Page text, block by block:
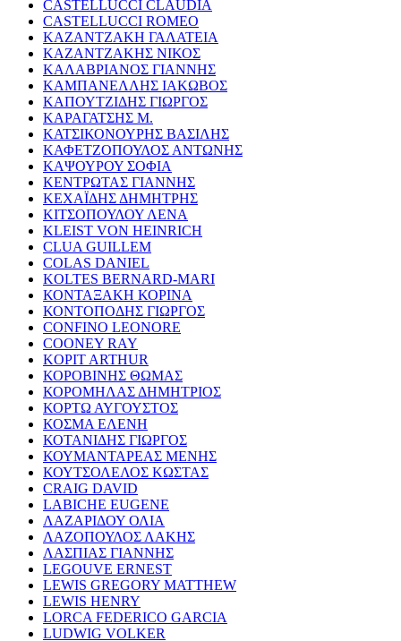
CASTELLUCCI CLAUDIA
CASTELLUCCI ROMEO
ΚΑΖΑΝΤΖΑΚΗ ΓΑΛΑΤΕΙΑ
ΚΑΖΑΝΤΖΑΚΗΣ ΝΙΚΟΣ
ΚΑΛΑΒΡΙΑΝΟΣ ΓΙΑΝΝΗΣ
ΚΑΜΠΑΝΕΛΛΗΣ ΙΑΚΩΒΟΣ
ΚΑΠΟΥΤΖΙΔΗΣ ΓΙΩΡΓΟΣ
ΚΑΡΑΓΑΤΣΗΣ Μ.
ΚΑΤΣΙΚΟΝΟΥΡΗΣ ΒΑΣΙΛΗΣ
ΚΑΦΕΤΖΟΠΟΥΛΟΣ ΑΝΤΩΝΗΣ
ΚΑΨΟΥΡΟΥ ΣΟΦΙΑ
ΚΕΝΤΡΩΤΑΣ ΓΙΑΝΝΗΣ
ΚΕΧΑΪΔΗΣ ΔΗΜΗΤΡΗΣ
ΚΙΤΣΟΠΟΥΛΟΥ ΛΕΝΑ
KLEIST VON HEINRICH
CLUA GUILLEM
COLAS DANIEL
KOLTES BERNARD-MARI
ΚΟΝΤΑΞΑΚΗ ΚΟΡΙΝΑ
ΚΟΝΤΟΠΟΔΗΣ ΓΙΩΡΓΟΣ
CONFINO LEONORE
COONEY RAY
KOPIT ARTHUR
ΚΟΡΟΒΙΝΗΣ ΘΩΜΑΣ
ΚΟΡΟΜΗΛΑΣ ΔΗΜΗΤΡΙΟΣ
ΚΟΡΤΩ ΑΥΓΟΥΣΤΟΣ
ΚΟΣΜΑ ΕΛΕΝΗ
ΚΟΤΑΝΙΔΗΣ ΓΙΩΡΓΟΣ
ΚΟΥΜΑΝΤΑΡΕΑΣ ΜΕΝΗΣ
ΚΟΥΤΣΟΛΕΛΟΣ ΚΩΣΤΑΣ
CRAIG DAVID
LABICHE EUGENE
ΛΑΖΑΡΙΔΟΥ ΟΛΙΑ
ΛΑΖΟΠΟΥΛΟΣ ΛΑΚΗΣ
ΛΑΣΠΙΑΣ ΓΙΑΝΝΗΣ
LEGOUVE ERNEST
LEWIS GREGORY MATTHEW
LEWIS HENRY
LORCA FEDERICO GARCIA
LUDWIG VOLKER